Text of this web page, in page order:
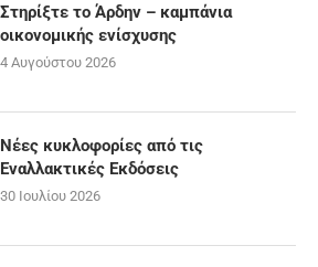
Στηρίξτε το Άρδην – καμπάνια
οικονομικής ενίσχυσης
4 Αυγούστου 2026
Νέες κυκλοφορίες από τις
Εναλλακτικές Εκδόσεις
30 Ιουλίου 2026